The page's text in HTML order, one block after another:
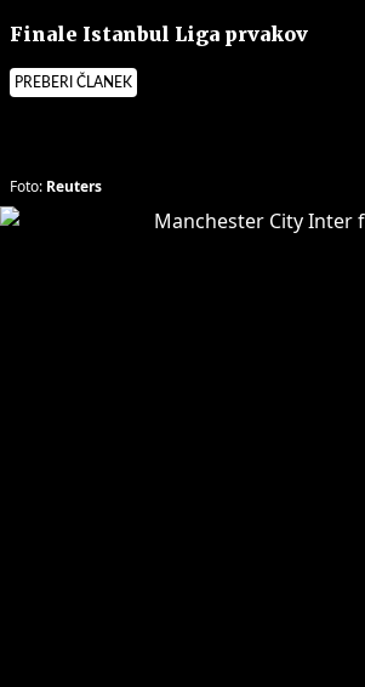
Finale Istanbul Liga prvakov
PREBERI ČLANEK
Foto: Reuters